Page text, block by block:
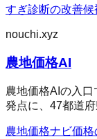
すぎ診断の改善候
nouchi.xyz
農地価格AI
農地価格AIの入
発点に、47都道
農地価格ナビ価格